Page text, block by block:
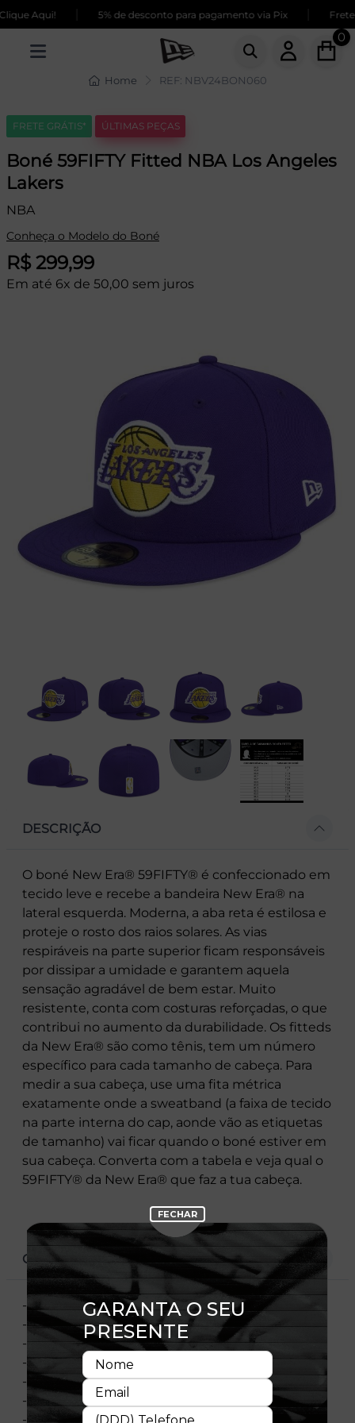
Aqui! 5% de desconto para pagamento via Pix Frete
0
Home REF: NBV24BON060
FRETE GRÁTIS* ÚLTIMAS PEÇAS
Boné 59FIFTY Fitted NBA Los Angeles
Lakers
NBA
Conheça o Modelo do Boné
R$ 299,99
Em até 6x de 50,00 sem juros
DESCRIÇÃO
O boné New Era® 59FIFTY® é confeccionado em
tecido leve e recebe a bandeira New Era® na
lateral esquerda. Moderna, a aba reta é estilosa e
proteje o rosto dos raios solares. As vias
respiráveis na parte superior ficam responsáveis
por dissipar a umidade e garantem aquela
sensação agradável de bem estar. Muito
resistente, conta com costuras reforçadas, o que
contribui no aumento da durabilidade. Os fitteds
da New Era® são como tênis, tem um número
específico para cada tamanho de cabeça. Para
medir a sua cabeça, use uma fita métrica
exatamente onde a sweatband (a faixa de tecido
na parte interna do cap, aonde vão as etiquetas
de tamanho) vai ficar quando o boné estiver em
sua cabeça. Converta com a tabela e veja qual o
59FIFTY® da New Era® que faz a tua cabeça.
CARACTERÍSTICAS
- Aba reta
- Estruturado
-
Fitted - vendido por tamanho
- Logo do time bordado no Painel frontal
- Logo da Liga bordado no Painel traseiro
- Material: Sarja
- Composição: 100% Poliéster